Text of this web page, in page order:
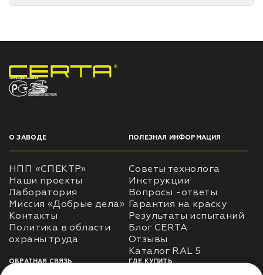
НПП «СПЕКТР» ЗАВОД ЛАКОКРАСОЧНЫХ МАТЕРИАЛОВ
О ЗАВОДЕ
НПП «СПЕКТР»
Наши проекты
Лаборатория
Миссия «Добрые дела»
Контакты
Политика в области
ПОЛЕЗНАЯ ИНФОРМАЦИЯ
Советы технолога
Инструкции
Вопросы -ответы
Гарантия на краску
Результаты испытаний
Блог CERTA
Отзывы
Каталог RAL 5
ОБРАТНАЯ СВЯЗЬ ГДЕ КУПИТЬ